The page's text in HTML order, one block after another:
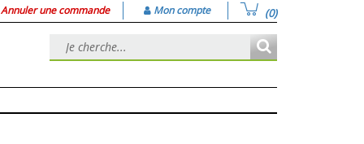
Annuler une commande Mon compte (0)